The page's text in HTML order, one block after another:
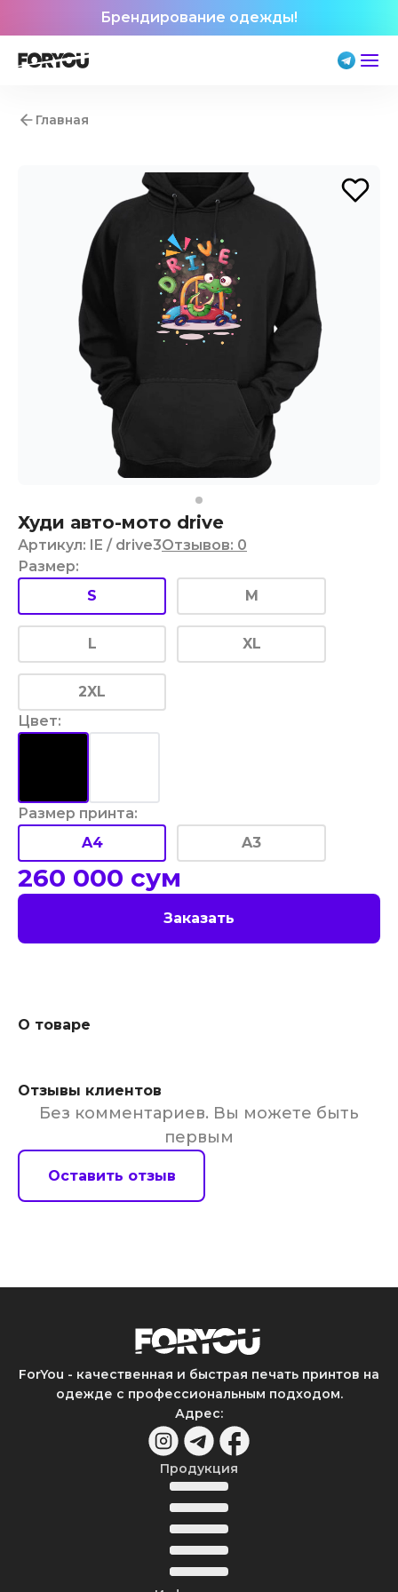
Брендирование одежды!
Главная
Худи авто-мото drive
Артикул: IE / drive3Отзывов: 0
Размер:
S
M
L XL
2XL
Цвет:
Размер принта:
A4
A3
260 000 сум
Заказать
О товаре
Отзывы клиентов
Без комментариев. Вы можете быть
первым
Оставить отзыв
ForYou - качественная и быстрая печать принтов на
одежде с профессиональным подходом.
Адрес:
Продукция